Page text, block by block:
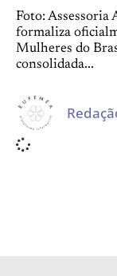
Foto: Assessoria
formaliza
Mulheres do
consolidada...